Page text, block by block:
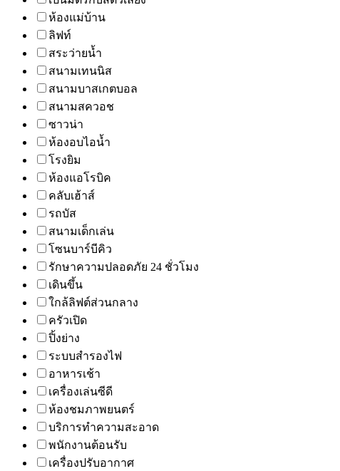
ห้องแม่บ้าน
ลิฟท์
สระว่ายน้ำ
สนามเทนนิส
สนามบาสเกตบอล
สนามสควอช
ซาวน่า
ห้องอบไอน้ำ
โรงยิม
ห้องแอโรบิค
คลับเฮ้าส์
รถบัส
สนามเด็กเล่น
โซนบาร์บีคิว
รักษาความปลอดภัย 24 ชั่วโมง
เดินขึ้น
ใกล้ลิฟต์ส่วนกลาง
ครัวเปิด
ปิ้งย่าง
ระบบสำรองไฟ
อาหารเช้า
เครื่องเล่นซีดี
ห้องชมภาพยนตร์
บริการทำความสะอาด
พนักงานต้อนรับ
เครื่องปรับอากาศ